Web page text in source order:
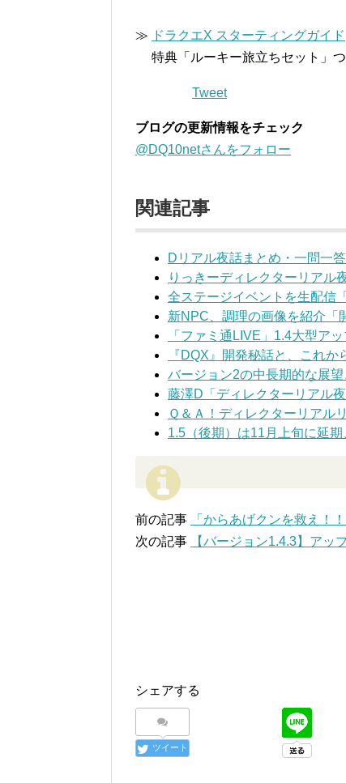
≫ ドラクエX スターティングガイド
特典「ルーキー旅立ちセット」つ
Tweet
ブログの更新情報をチェック
@DQ10netさんをフォロー
関連記事
Dリアル夜話まとめ・一問一
りっきーディレクターリアル
全ステージイベントを生配信
新NPC、調理の画像を紹介「
「ファミ通LIVE」1.4大型ア
『DQX』開発秘話と、これか
バージョン2の中長期的な展
藤澤D「ディレクターリアル
Ｑ＆Ａ！ディレクターリアル
1.5（後期）は11月上旬に延
前の記事
「からあげクンを救え！
次の記事
【バージョン1.4.3】アッ
シェアする
ツイート